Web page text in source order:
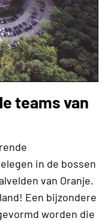
teams van
in de bossen
van Oranje.
Een bijzondere
worden die